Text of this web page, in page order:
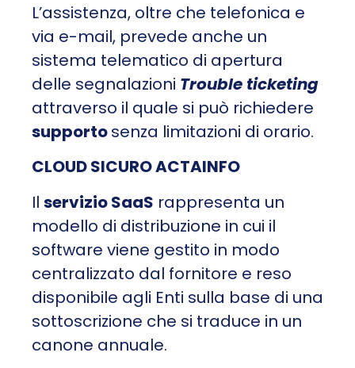
L’assistenza, oltre che telefonica e
via e-mail, prevede anche un
sistema telematico di apertura
delle segnalazioni Trouble ticketing
attraverso il quale si può richiedere
supportosenza limitazioni di orario.
CLOUD SICURO ACTAINFO
Il servizio SaaS rappresenta un
modello di distribuzione in cui il
software viene gestito in modo
centralizzato dal fornitore e reso
disponibile agli Enti sulla base di una
sottoscrizione che si traduce in un
canone annuale.